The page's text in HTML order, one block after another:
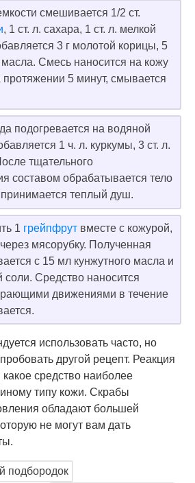
смешивается 1/2 ст.
, 1 ст. л. сахара, 1 ст. л. мелкой
3 г молотой корицы, 5
масла. Смесь наносится на кожу
протяжении 5 минут, смывается
подогревается на водяной
1 ч. л. куркумы, 3 ст. л.
тщательного
составом обрабатывается тело
теплый душ.
1 грейпфрут вместе с кожурой,
мясорубку. Полученная
с 15 мл кунжутного масла и
соли. Средство наносится
движениями в течение
использовать часто, но
другой рецепт. Реакция
какое средство наиболее
типу кожи. Скрабы
обладают большей
не могут вам дать
подбородок